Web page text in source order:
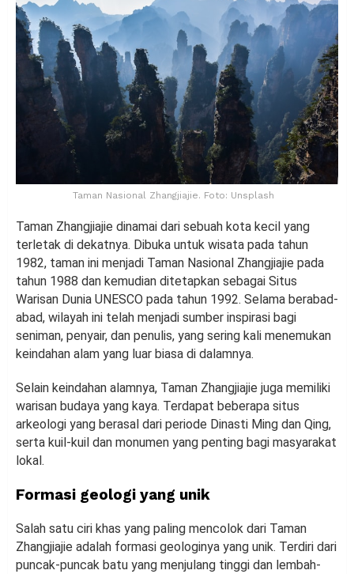
Taman Nasional Zhangjiajie. Foto: Unsplash
Taman Zhangjiajie dinamai dari sebuah kota kecil yang
terletak di dekatnya. Dibuka untuk wisata pada tahun
1982, taman ini menjadi Taman Nasional Zhangjiajie pada
tahun 1988 dan kemudian ditetapkan sebagai Situs
Warisan Dunia UNESCO pada tahun 1992. Selama berabad-
abad, wilayah ini telah menjadi sumber inspirasi bagi
seniman, penyair, dan penulis, yang sering kali menemukan
keindahan alam yang luar biasa di dalamnya.
Selain keindahan alamnya, Taman Zhangjiajie juga memiliki
warisan budaya yang kaya. Terdapat beberapa situs
arkeologi yang berasal dari periode Dinasti Ming dan Qing,
serta kuil-kuil dan monumen yang penting bagi masyarakat
lokal.
Formasi geologi yang unik
Salah satu ciri khas yang paling mencolok dari Taman
Zhangjiajie adalah formasi geologinya yang unik. Terdiri dari
puncak-puncak batu yang menjulang tinggi dan lembah-